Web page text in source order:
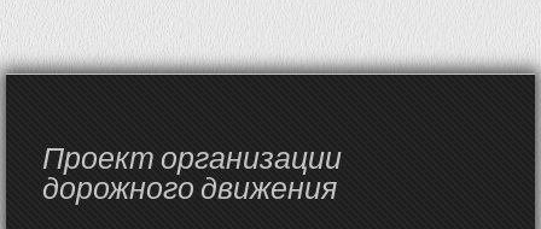
Проект организации
дорожного движения